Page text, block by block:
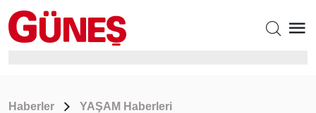
Haberler YAŞAM Haberleri